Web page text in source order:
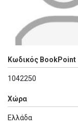
Κωδικός BookPoint
1042250
Χώρα
Ελλάδα